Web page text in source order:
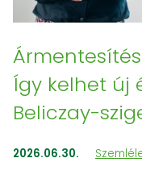
Így kelhet új
Beliczay-
2026.06.30.